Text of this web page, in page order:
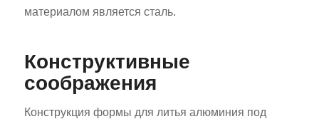
материалом является сталь.
Конструктивные
соображения
Конструкция формы для литья алюминия под